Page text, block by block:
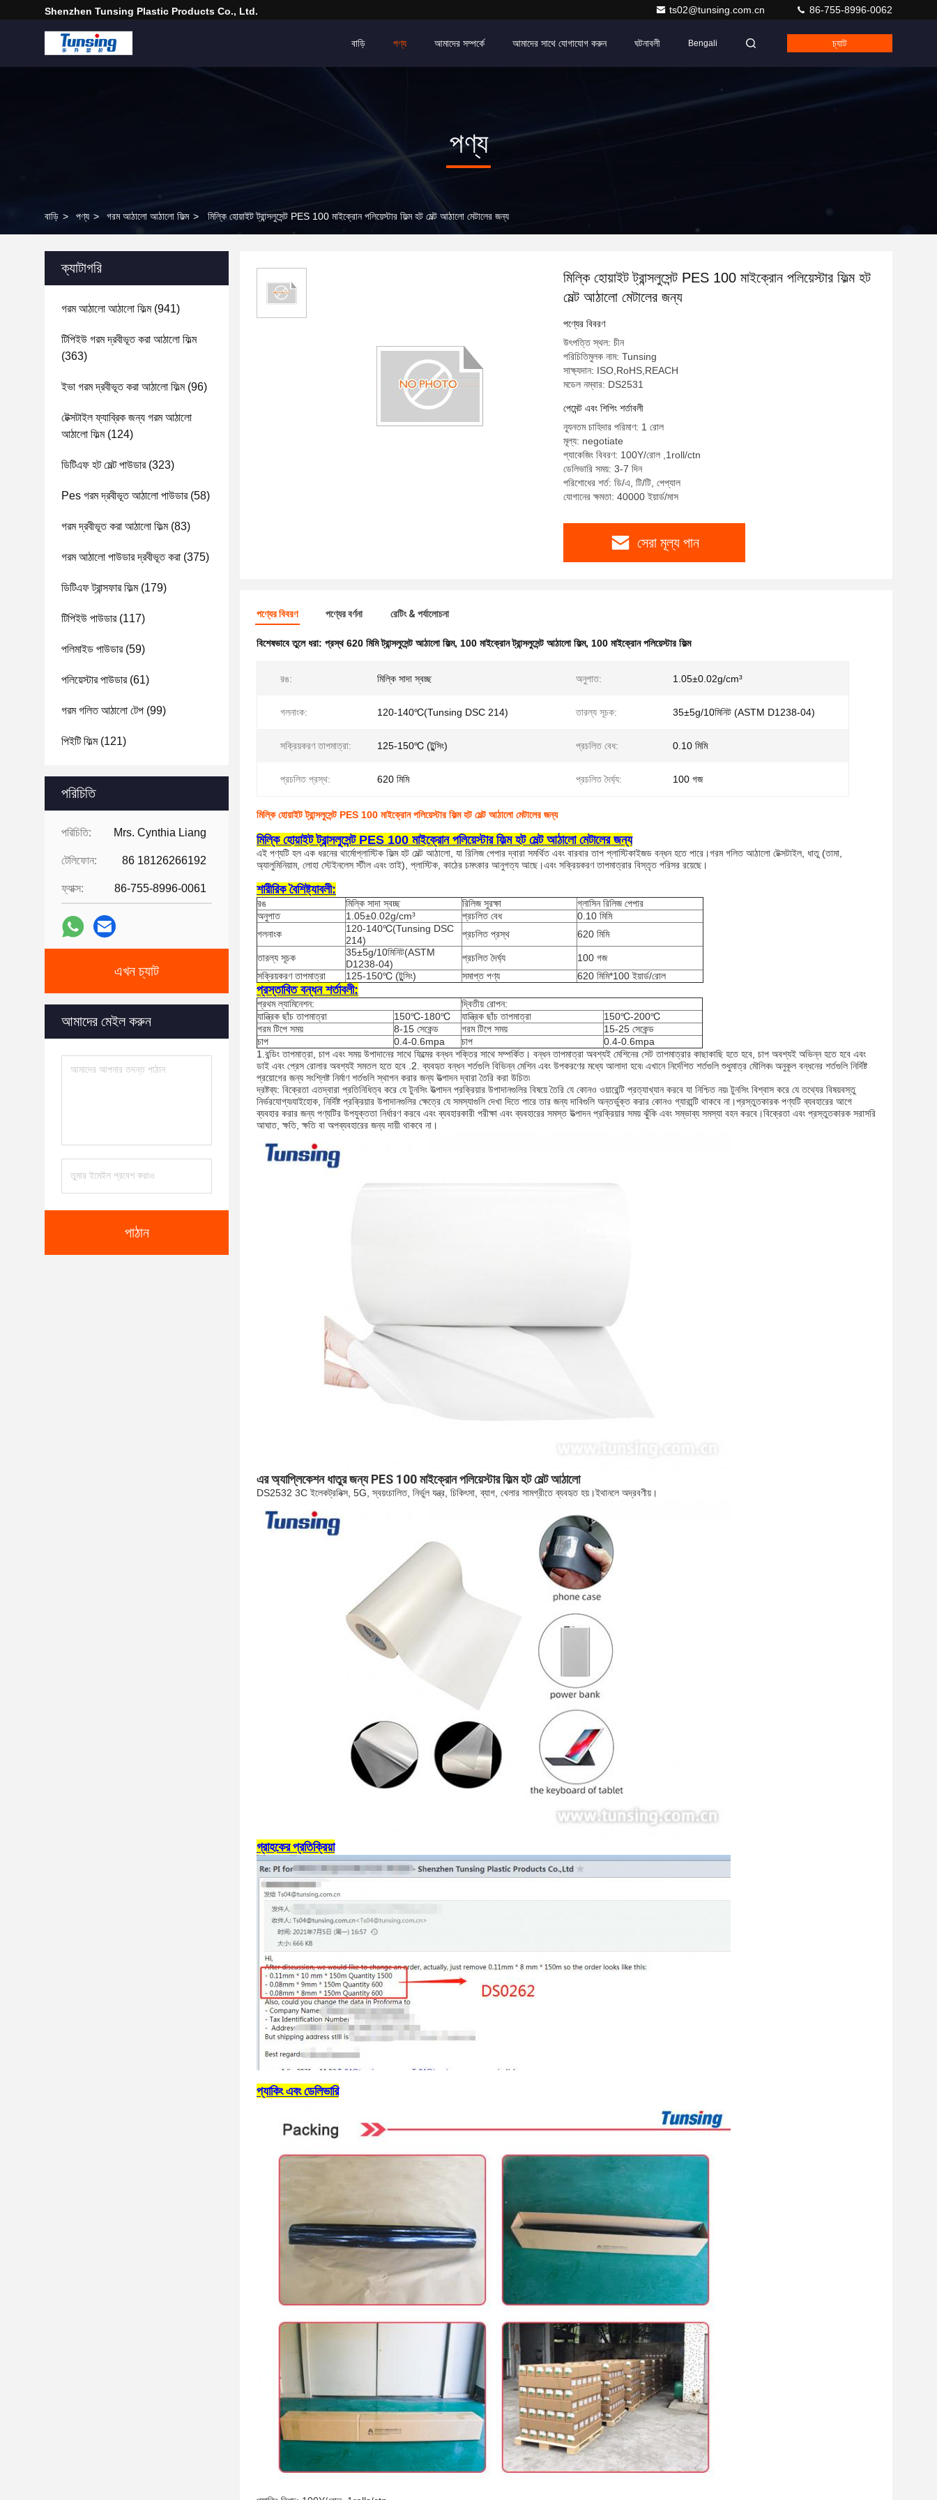
Shenzhen Tunsing Plastic Products Co., Ltd. ts02@tunsing.com.cn 86-755-8996-0062
বাড়ি পণ্য আমাদের সম্পর্কে আমাদের সাথে যোগাযোগ করুন ঘটনাবলী Bengali চ্যাট
পণ্য
বাড়ি > পণ্য > গরম আঠালো আঠালো ফিল্ম > মিল্কি হোয়াইট ট্রান্সলুসেন্ট PES 100 মাইক্রোন পলিয়েস্টার ফিল্ম হট মেল্ট আঠালো মেটালের জন্য
ক্যাটাগরি
গরম আঠালো আঠালো ফিল্ম(941)
টিপিইউ গরম দ্রবীভূত করা আঠালো ফিল্ম
(363)
ইভা গরম দ্রবীভূত করা আঠালো ফিল্ম(96)
টেক্সটাইল ফ্যাব্রিক জন্য গরম আঠালো
আঠালো ফিল্ম(124)
ডিটিএফ হট মেল্ট পাউডার(323)
Pes গরম দ্রবীভূত আঠালো পাউডার(58)
গরম দ্রবীভূত করা আঠালো ফিল্ম(83)
গরম আঠালো পাউডার দ্রবীভূত করা (375)
ডিটিএফ ট্রান্সফার ফিল্ম(179)
টিপিইউ পাউডার(117)
পলিমাইড পাউডার(59)
পলিয়েস্টার পাউডার(61)
গরম গলিত আঠালো টেপ (99)
পিইটি ফিল্ম(121)
পরিচিতি
পরিচিতি: Mrs. Cynthia Liang
টেলিফোন: 86 18126266192
ফ্যাক্স: 86-755-8996-0061
এখন চ্যাট
আমাদের মেইল ​​করুন
পাঠান
মিল্কি হোয়াইট ট্রান্সলুসেন্ট PES 100 মাইক্রোন পলিয়েস্টার ফিল্ম হট
মেল্ট আঠালো মেটালের জন্য
পণ্যের বিবরণ
উৎপত্তি স্থল: চীন
পরিচিতিমুলক নাম: Tunsing
সাক্ষ্যদান: ISO,RoHS,REACH
মডেল নম্বার: DS2531
পেমেন্ট এবং শিপিং শর্তাবলী
ন্যূনতম চাহিদার পরিমাণ: 1 রোল
মূল্য: negotiate
প্যাকেজিং বিবরণ: 100Y/রোল ,1roll/ctn
ডেলিভারি সময়: 3-7 দিন
পরিশোধের শর্ত: ডি/এ, টি/টি, পেপ্যাল
যোগানের ক্ষমতা: 40000 ইয়ার্ড/মাস
সেরা মূল্য পান
পণ্যের বিবরণ পণ্যের বর্ণনা রেটিং & পর্যালোচনা
বিশেষভাবে তুলে ধরা: প্রস্থ 620 মিমি ট্রান্সলুসেন্ট আঠালো ফিল্ম, 100 মাইক্রোন ট্রান্সলুসেন্ট আঠালো ফিল্ম, 100 মাইক্রোন পলিয়েস্টার ফিল্ম
রঙ: মিল্কি সাদা স্বচ্ছ অনুপাত: 1.05±0.02g/cm³
গলনাংক: 120-140℃(Tunsing DSC 214) তারল্য সূচক: 35±5g/10মিনিট (ASTM D1238-04)
সক্রিয়করণ তাপমাত্রা: 125-150℃ (টুন্সিং) প্রচলিত বেধ: 0.10 মিমি
প্রচলিত প্রস্থ: 620 মিমি প্রচলিত দৈর্ঘ্য: 100 গজ
মিল্কি হোয়াইট ট্রান্সলুসেন্ট PES 100 মাইক্রোন পলিয়েস্টার ফিল্ম হট মেল্ট আঠালো মেটালের জন্য
মিল্কি হোয়াইট ট্রান্সলুসেন্ট PES 100 মাইক্রোন পলিয়েস্টার ফিল্ম হট মেল্ট আঠালো মেটালের জন্য
এই পণ্যটি হল এক ধরনের থার্মোপ্লাস্টিক ফিল্ম হট মেল্ট আঠালো, যা রিলিজ পেপার দ্বারা সমর্থিত এবং বারবার তাপ প্লাস্টিকাইজড বন্ধন হতে পারে।গরম গলিত আঠালো টেক্সটাইল, ধাতু (তামা,
অ্যালুমিনিয়াম, লোহা স্টেইনলেস স্টীল এবং তাই), প্লাস্টিক, কাঠের চমৎকার আনুগত্য আছে।এবং সক্রিয়করণ তাপমাত্রার বিস্তৃত পরিসর রয়েছে।
শারীরিক বৈশিষ্ট্যাবলী:
রঙ মিল্কি সাদা স্বচ্ছ রিলিজ সুরক্ষা
গ্লাসিন রিলিজ পেপার
অনুপাত
1.05±0.02g/cm³ প্রচলিত বেধ
0.10 মিমি
গলনাংক
120-140℃(Tunsing DSC
214)
প্রচলিত প্রস্থ 620 মিমি
তারল্য সূচক
35±5g/10মিনিট(ASTM
D1238-04)
প্রচলিত দৈর্ঘ্য
100 গজ
সক্রিয়করণ তাপমাত্রা
125-150℃ (টুন্সিং) সমাপ্ত পণ্য 620 মিমি*100 ইয়ার্ড/রোল
প্রস্তাবিত বন্ধন শর্তাবলী:
প্রথম ল্যামিনেশন:
দ্বিতীয় রোপন:
যান্ত্রিক ছাঁচ তাপমাত্রা
150℃-180℃ যান্ত্রিক ছাঁচ তাপমাত্রা
150℃-200℃
গরম টিপে সময়
8-15 সেকেন্ড গরম টিপে সময়
15-25 সেকেন্ড
চাপ
0.4-0.6mpa চাপ
0.4-0.6mpa
1.বন্ডিং তাপমাত্রা, চাপ এবং সময় উপাদানের সাথে ফিল্মের বন্ধন শক্তির সাথে সম্পর্কিত। বন্ধন তাপমাত্রা অবশ্যই মেশিনের সেট তাপমাত্রার কাছাকাছি হতে হবে, চাপ অবশ্যই অভিন্ন হতে হবে এবং
ডাই এবং প্রেস রোলার অবশ্যই সমতল হতে হবে .2. ব্যবহৃত বন্ধন শর্তগুলি বিভিন্ন মেশিন এবং উপকরণের মধ্যে আলাদা হবে৷ এখানে নির্দেশিত শর্তগুলি শুধুমাত্র মৌলিক৷ অনুকূল বন্ধনের শর্তগুলি নির্দিষ্ট
প্রয়োগের জন্য সংশ্লিষ্ট নির্মাণ শর্তগুলি স্থাপন করার জন্য উত্পাদন দ্বারা তৈরি করা উচিত৷
দ্রষ্টব্য: বিক্রেতা এতদ্বারা প্রতিনিধিত্ব করে যে টুনসিং উত্পাদন প্রক্রিয়ার উপাদানগুলির বিষয়ে তৈরি যে কোনও ওয়ারেন্টি প্রত্যাখ্যান করবে যা নিশ্চিত নয়৷ টুনসিং বিশ্বাস করে যে তথ্যের বিষয়বস্তু
নির্ভরযোগ্য৷যাইহোক, নির্দিষ্ট প্রক্রিয়ার উপাদানগুলির ক্ষেত্রে যে সমস্যাগুলি দেখা দিতে পারে তার জন্য দাবিগুলি অন্তর্ভুক্ত করার কোনও গ্যারান্টি থাকবে না।প্রস্তুতকারক পণ্যটি ব্যবহারের আগে
ব্যবহার করার জন্য পণ্যটির উপযুক্ততা নির্ধারণ করবে এবং ব্যবহারকারী পরীক্ষা এবং ব্যবহারের সমস্ত উত্পাদন প্রক্রিয়ার সময় ঝুঁকি এবং সম্ভাব্য সমস্যা বহন করবে।বিক্রেতা এবং প্রস্তুতকারক সরাসরি
আঘাত, ক্ষতি, ক্ষতি বা অপব্যবহারের জন্য দায়ী থাকবে না।
এর অ্যাপ্লিকেশন ধাতুর জন্য PES 100 মাইক্রোন পলিয়েস্টার ফিল্ম হট মেল্ট আঠালো
DS2532 3C ইলেকট্রনিক্স, 5G, স্বয়ংচালিত, নির্ভুল যন্ত্র, চিকিৎসা, ব্যাগ, খেলার সামগ্রীতে ব্যবহৃত হয়।ইথানলে অদ্রবণীয়।
গ্রাহকের প্রতিক্রিয়া
প্যাকিং এবং ডেলিভারি